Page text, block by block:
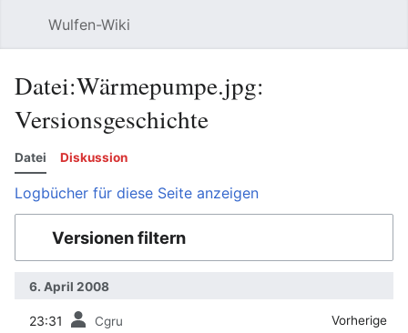
Wulfen-Wiki
Datei:Wärmepumpe.jpg:
Versionsgeschichte
Datei Diskussion
Logbücher für diese Seite anzeigen
Versionen filtern
6. April 2008
Vorherige
23:31 Cgru